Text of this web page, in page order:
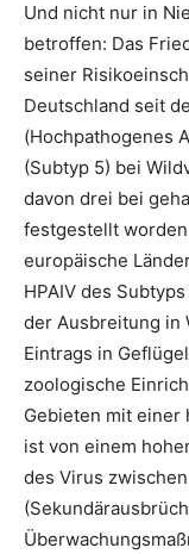
Und nicht nur in
betroffen: Das
seiner
Deutschland seit
(Hochpathogenes
(Subtyp 5) bei
davon drei bei
festgestellt
europäische
HPAIV des
der Ausbreitung in
Eintrags in
zoologische
Gebieten mit einer
ist von einem
des Virus